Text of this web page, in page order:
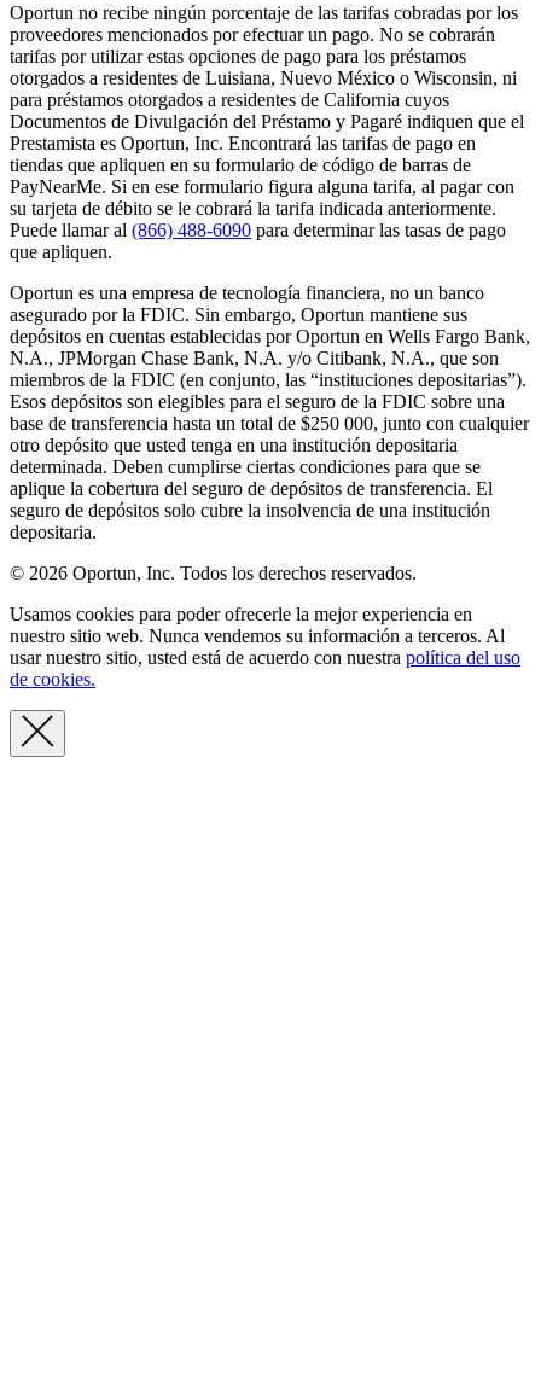
Oportun no recibe ningún porcentaje de las tarifas cobradas por los
proveedores mencionados por efectuar un pago. No se cobrarán
tarifas por utilizar estas opciones de pago para los préstamos
otorgados a residentes de Luisiana, Nuevo México o Wisconsin, ni
para préstamos otorgados a residentes de California cuyos
Documentos de Divulgación del Préstamo y Pagaré indiquen que el
Prestamista es Oportun, Inc. Encontrará las tarifas de pago en
tiendas que apliquen en su formulario de código de barras de
PayNearMe. Si en ese formulario figura alguna tarifa, al pagar con
su tarjeta de débito se le cobrará la tarifa indicada anteriormente.
Puede llamar al (866) 488-6090 para determinar las tasas de pago
que apliquen.
Oportun es una empresa de tecnología financiera, no un banco
asegurado por la FDIC. Sin embargo, Oportun mantiene sus
depósitos en cuentas establecidas por Oportun en Wells Fargo Bank,
N.A., JPMorgan Chase Bank, N.A. y/o Citibank, N.A., que son
miembros de la FDIC (en conjunto, las “instituciones depositarias”).
Esos depósitos son elegibles para el seguro de la FDIC sobre una
base de transferencia hasta un total de $250 000, junto con cualquier
otro depósito que usted tenga en una institución depositaria
determinada. Deben cumplirse ciertas condiciones para que se
aplique la cobertura del seguro de depósitos de transferencia. El
seguro de depósitos solo cubre la insolvencia de una institución
depositaria.
© 2026 Oportun, Inc. Todos los derechos reservados.
Usamos cookies para poder ofrecerle la mejor experiencia en
nuestro sitio web. Nunca vendemos su información a terceros. Al
usar nuestro sitio, usted está de acuerdo con nuestra política del uso
de cookies.